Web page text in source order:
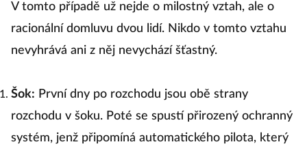
V tomto případě už nejde o milostný vztah, ale o
racionální domluvu dvou lidí. Nikdo v tomto vztahu
nevyhrává ani z něj nevychází šťastný.
Šok: První dny po rozchodu jsou obě strany
rozchodu v šoku. Poté se spustí přirozený ochranný
systém, jenž připomíná automatického pilota, který